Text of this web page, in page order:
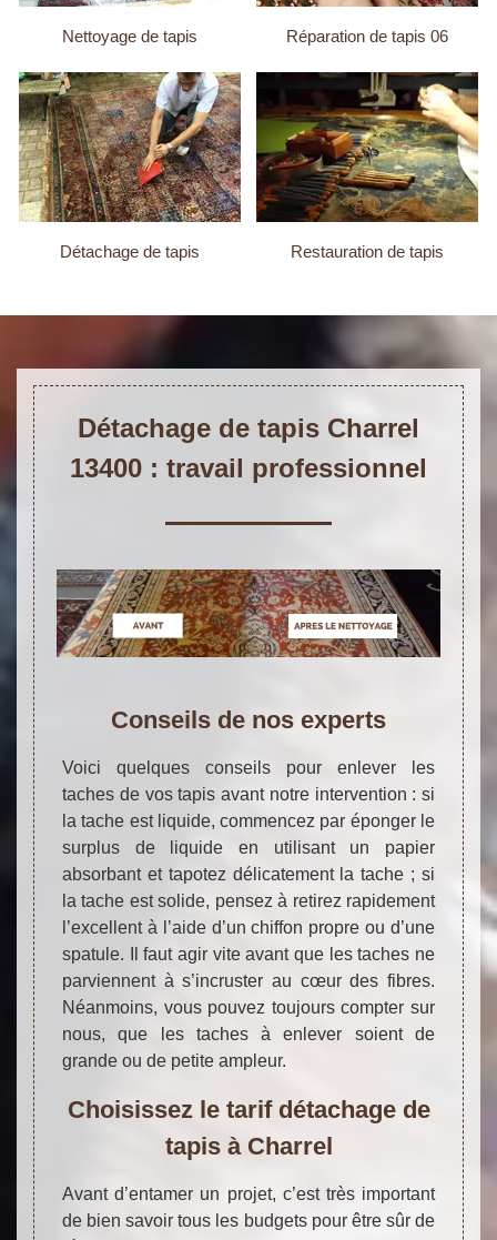
Nettoyage de tapis Réparation de tapis 06
Détachage de tapis Restauration de tapis
Détachage de tapis Charrel
13400 : travail professionnel
Conseils de nos experts
Voici quelques conseils pour enlever les
taches de vos tapis avant notre intervention : si
la tache est liquide, commencez par éponger le
surplus de liquide en utilisant un papier
absorbant et tapotez délicatement la tache ; si
la tache est solide, pensez à retirez rapidement
l’excellent à l’aide d’un chiffon propre ou d’une
spatule. Il faut agir vite avant que les taches ne
parviennent à s’incruster au cœur des fibres.
Néanmoins, vous pouvez toujours compter sur
nous, que les taches à enlever soient de
grande ou de petite ampleur.
Choisissez le tarif détachage de
tapis à Charrel
Avant d’entamer un projet, c’est très important
de bien savoir tous les budgets pour être sûr de